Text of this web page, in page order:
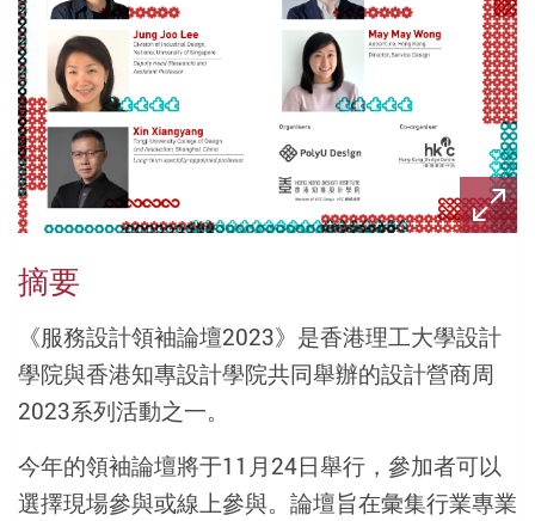
摘要
《服務設計領袖論壇2023》是香港理工大學設計
學院與香港知專設計學院共同舉辦的設計營商周
2023系列活動之一。
今年的領袖論壇將于11月24日舉行，參加者可以
選擇現場參與或線上參與。論壇旨在彙集行業專業